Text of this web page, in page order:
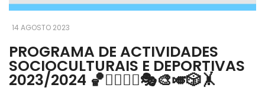
14 AGOSTO 2023
PROGRAMA DE ACTIVIDADES
SOCIOCULTURAIS E DEPORTIVAS
2023/2024 🏀🏊‍♀️🧘‍♀️🎭🎨🎺🎲🤸